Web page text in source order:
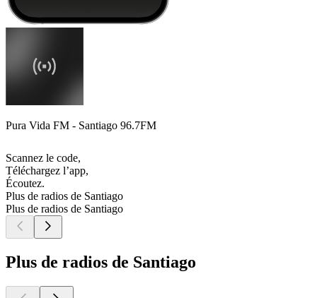
Pura Vida FM - Santiago 96.7FM
Scannez le code,
Téléchargez l’app,
Écoutez.
Plus de radios de Santiago
Plus de radios de Santiago
Plus de radios de Santiago